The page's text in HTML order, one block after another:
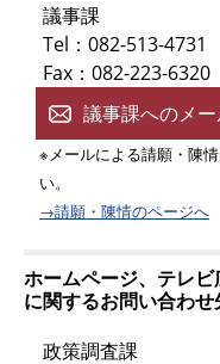
議事課
Tel：082-513-4731
Fax：082-223-6320
議事課へのメ
※メールによる請願・陳
い。
→請願・陳情のページへ
ホームページ、テレ
に関するお問い合わせ
政策調査課